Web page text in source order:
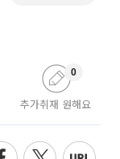
추가취재 원해요
0